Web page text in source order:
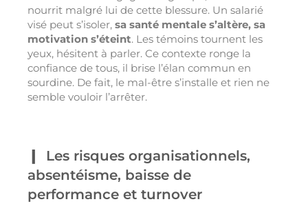
nourrit malgré lui de cette blessure. Un salarié
visé peut s’isoler, sa santé mentale s’altère, sa
motivation s’éteint. Les témoins tournent les
yeux, hésitent à parler. Ce contexte ronge la
confiance de tous, il brise l’élan commun en
sourdine. De fait, le mal-être s’installe et rien ne
semble vouloir l’arrêter.
Les risques organisationnels,
absentéisme, baisse de
performance et turnover